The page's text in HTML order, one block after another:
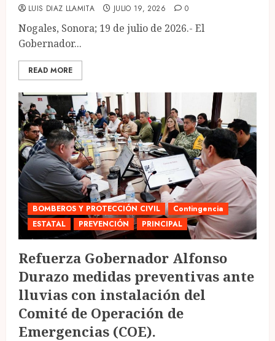
LUIS DIAZ LLAMITA JULIO 19, 2026 0
Nogales, Sonora; 19 de julio de 2026.- El
Gobernador...
READ MORE
BOMBEROS Y PROTECCIÓN CIVIL
Contingencia
ESTATAL
PREVENCIÓN PRINCIPAL
Refuerza Gobernador Alfonso
Durazo medidas preventivas ante
lluvias con instalación del
Comité de Operación de
Emergencias (COE).